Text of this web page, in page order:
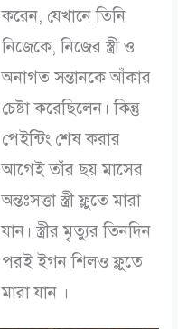
করেন, যেখানে তিনি
নিজেকে, নিজের স্ত্রী ও
অনাগত সন্তানকে আঁকার
চেষ্টা করেছিলেন। কিন্তু
পেইন্টিং শেষ করার
আগেই তাঁর ছয় মাসের
অন্তঃসত্তা স্ত্রী ফ্লুতে মারা
যান। স্ত্রীর মৃত্যুর তিনদিন
পরই ইগন শিলও ফ্লুতে
মারা যান ।